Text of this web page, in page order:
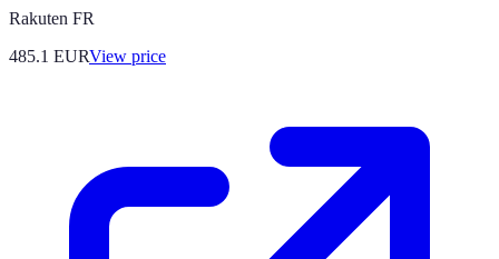
Rakuten FR
485.1 EURView price